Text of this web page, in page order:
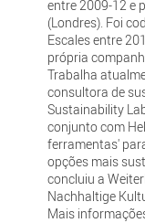
entre 2009-12 e
(Londres). Foi
Escales entre
própria
Trabalha
consultora de
Sustainability
conjunto com
ferramentas'
opções mais
concluiu a
Nachhaltige
Mais